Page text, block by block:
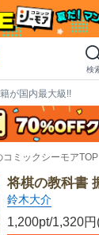
検
が国内最大級!!
ミックシーモアTOP
将棋の教科書
鈴木大介
1,200pt/1,320